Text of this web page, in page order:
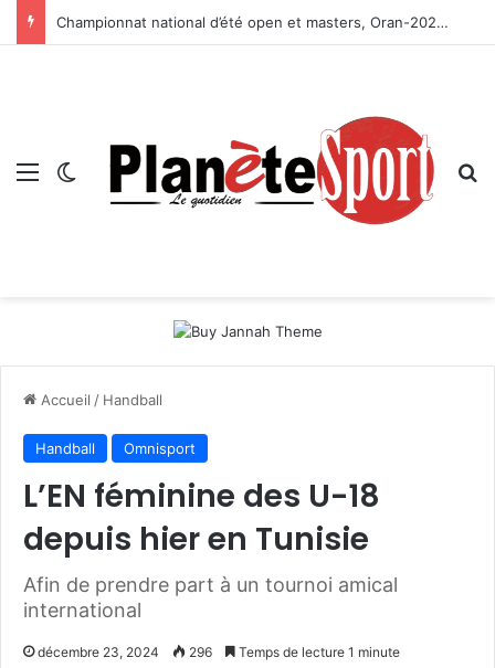
Championnat national d’été open et masters, Oran-2026 — Le CRB s’adjuge le titre
Menu Switch skin
Accueil / Handball
Handball Omnisport
L’EN féminine des U-18
depuis hier en Tunisie
Afin de prendre part à un tournoi amical
international
décembre 23, 2024 296 Temps de lecture 1 minute